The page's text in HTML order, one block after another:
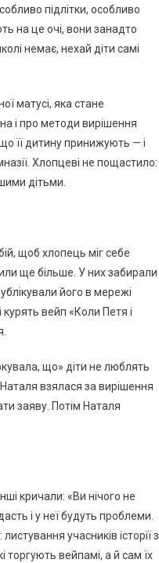
підлітки, особливо
на це очі, вони занадто
немає, нехай діти самі
матусі, яка стане
і про методи вирішення
її дитину принижують — і
Хлопцеві не пощастило:
дітьми.
щоб хлопець міг себе
ще більше. У них забирали
його в мережі
вейп «Коли Петя і
що» діти не люблять
Наталя взялася за вирішення
заяву. Потім Наталя
кричали: «Ви нічого не
і у неї будуть проблеми.
учасників історії з
торгують вейпамі, а й сам їх